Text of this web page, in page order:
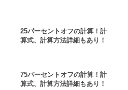
25パーセントオフの計算！計
算式、計算方法詳細もあり！
75パーセントオフの計算！計
算式、計算方法詳細もあり！